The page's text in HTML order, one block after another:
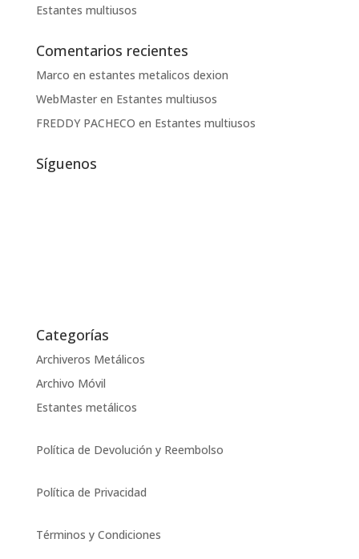
Estantes multiusos
Comentarios recientes
Marco en estantes metalicos dexion
WebMasteren Estantes multiusos
FREDDY PACHECO en Estantes multiusos
Síguenos
Categorías
Archiveros Metálicos
Archivo Móvil
Estantes metálicos
Política de Devolución y Reembolso
Política de Privacidad
Términos y Condiciones